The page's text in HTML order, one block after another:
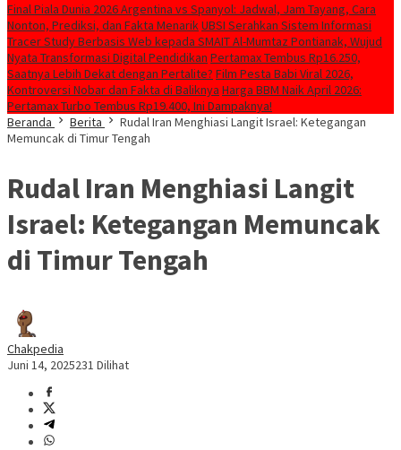
Final Piala Dunia 2026 Argentina vs Spanyol: Jadwal, Jam Tayang, Cara
Nonton, Prediksi, dan Fakta MenarikUBSI Serahkan Sistem Informasi
Tracer Study Berbasis Web kepada SMAIT Al-Mumtaz Pontianak, Wujud
Nyata Transformasi Digital Pendidikan Pertamax Tembus Rp16.250,
Saatnya Lebih Dekat dengan Pertalite? Film Pesta Babi Viral 2026,
Kontroversi Nobar dan Fakta di Baliknya Harga BBM Naik April 2026:
Pertamax Turbo Tembus Rp19.400, Ini Dampaknya!
Beranda
Berita
Rudal Iran Menghiasi Langit Israel: Ketegangan
Memuncak di Timur Tengah
Rudal Iran Menghiasi Langit
Israel: Ketegangan Memuncak
di Timur Tengah
Chakpedia
Juni 14, 2025231 Dilihat